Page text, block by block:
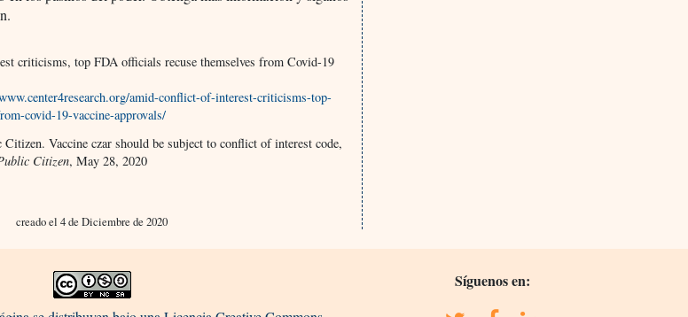
criticisms, top FDA officials recuse themselves from Covid-19
amid-conflict-of-interest-criticisms-top-
covid-19-vaccine-approvals/
Citizen. Vaccine czar should be subject to conflict of interest code,
Citizen, May 28, 2020
creado el 4 de Diciembre de 2020
Síguenos en: